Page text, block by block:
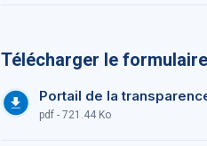
Télécharger le
Portail de la
pdf - 721.44 Ko